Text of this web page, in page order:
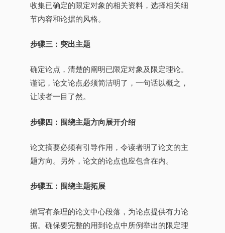
收集已确定的限定对象的相关资料，选择相关细
节内容和论据的风格。
步骤三：突出主题
确定论点，清楚的阐明已限定对象及限定理论。
谨记，论文论点必须简洁明了，一句话以概之，
让读者一目了然。
步骤四：围绕主题方向展开介绍
论文摘要必须有引导作用，令读者明了论文的主
题方向。另外，论文的论点也应包含在内。
步骤五：围绕主题拓展
编写有条理的论文中心段落，为论点提供有力论
据。确保要完整的用到论点中所例举出的限定理